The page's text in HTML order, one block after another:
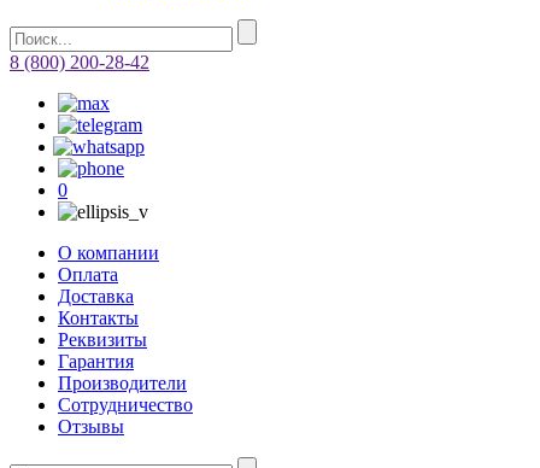
8 (800) 200-28-42
0
О компании
Оплата
Доставка
Контакты
Реквизиты
Гарантия
Производители
Сотрудничество
Отзывы